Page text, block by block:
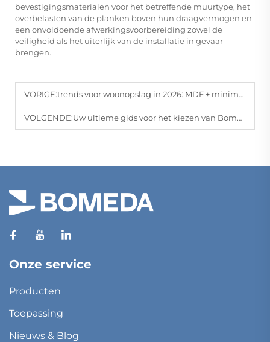
bevestigingsmaterialen voor het betreffende muurtype, het
overbelasten van de planken boven hun draagvermogen en
een onvoldoende afwerkingsvoorbereiding zowel de
veiligheid als het uiterlijk van de installatie in gevaar
brengen.
VORIGE:trends voor woonopslag in 2026: MDF + minimalistische zwevende planken | Exclusief door Bomeda
VOLGENDE:Uw ultieme gids voor het kiezen van Bomeda MDF zwevende planken
Onze service
Producten
Toepassing
Nieuws & Blog